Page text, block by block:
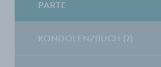
PARTE
KONDOLENZBUCH (7)